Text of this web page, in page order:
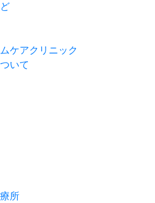
ケアクリニック
いて
所